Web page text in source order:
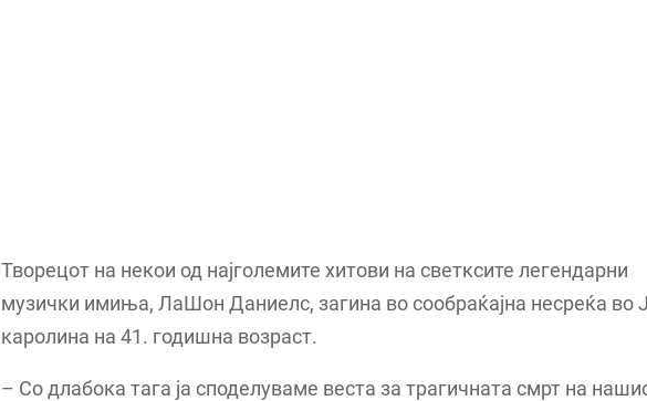
Творецот на некои од најголемите хитови на светксите легендарни
музички имиња, ЛаШон Даниелс, загина во сообраќајна несреќа во
каролина на 41. годишна возраст.
– Со длабока тага ја споделуваме веста за трагичната смрт на